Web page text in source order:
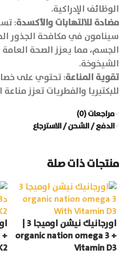
الوظائف الإدراكية.
مضادة للالتهابات والأكسدة:
سينامون في مكافحة الجذور
الجسم، مما يعزز الصحة
الشيخوخة.
تقوية المناعة: تحتوي على
للبكتيريا والفطريات تعزز
مراجعات (0)
الدفع / الشحن / الاسترجاع
منتجات ذات صلة
اورجانيك نيشن اوميجا 3 |
organic nation omega 3 +
Vitamin D3